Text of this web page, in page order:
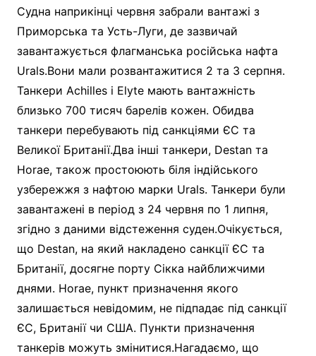
Судна наприкінці червня забрали вантажі з
Приморська та Усть-Луги, де зазвичай
завантажується флагманська російська нафта
Urals.Вони мали розвантажитися 2 та 3 серпня.
Танкери Achilles і Elyte мають вантажність
близько 700 тисяч барелів кожен. Обидва
танкери перебувають під санкціями ЄС та
Великої Британії.Два інші танкери, Destan та
Horae, також простоюють біля індійського
узбережжя з нафтою марки Urals. Танкери були
завантажені в період з 24 червня по 1 липня,
згідно з даними відстеження суден.Очікується,
що Destan, на який накладено санкції ЄС та
Британії, досягне порту Сікка найближчими
днями. Horae, пункт призначення якого
залишається невідомим, не підпадає під санкції
ЄС, Британії чи США. Пункти призначення
танкерів можуть змінитися.Нагадаємо, що